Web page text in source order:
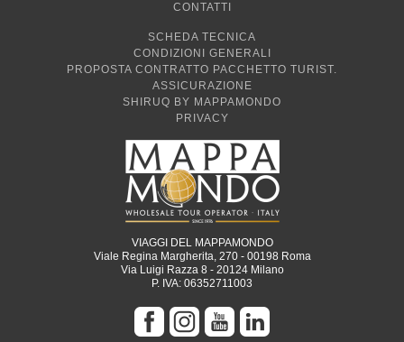
CONTATTI
SCHEDA TECNICA
CONDIZIONI GENERALI
PROPOSTA CONTRATTO PACCHETTO TURIST.
ASSICURAZIONE
SHIRUQ BY MAPPAMONDO
PRIVACY
VIAGGI DEL MAPPAMONDO
Viale Regina Margherita, 270 - 00198 Roma
Via Luigi Razza 8 - 20124 Milano
P. IVA: 06352711003